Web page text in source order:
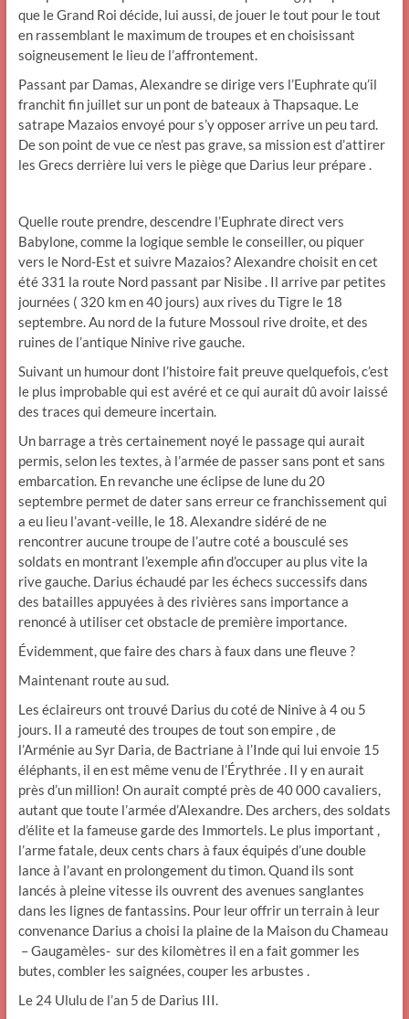
que le Grand Roi décide, lui aussi, de jouer le tout pour le tout
en rassemblant le maximum de troupes et en choisissant
soigneusement le lieu de l’affrontement.
Passant par Damas, Alexandre se dirige vers l’Euphrate qu’il
franchit fin juillet sur un pont de bateaux à Thapsaque. Le
satrape Mazaios envoyé pour s’y opposer arrive un peu tard.
De son point de vue ce n’est pas grave, sa mission est d’attirer
les Grecs derrière lui vers le piège que Darius leur prépare .
Quelle route prendre, descendre l’Euphrate direct vers
Babylone, comme la logique semble le conseiller, ou piquer
vers le Nord-Est et suivre Mazaios? Alexandre choisit en cet
été 331 la route Nord passant par Nisibe . Il arrive par petites
journées ( 320 km en 40 jours) aux rives du Tigre le 18
septembre. Au nord de la future Mossoul rive droite, et des
ruines de l’antique Ninive rive gauche.
Suivant un humour dont l’histoire fait preuve quelquefois, c’est
le plus improbable qui est avéré et ce qui aurait dû avoir laissé
des traces qui demeure incertain.
Un barrage a très certainement noyé le passage qui aurait
permis, selon les textes, à l’armée de passer sans pont et sans
embarcation. En revanche une éclipse de lune du 20
septembre permet de dater sans erreur ce franchissement qui
a eu lieu l’avant-veille, le 18. Alexandre sidéré de ne
rencontrer aucune troupe de l’autre coté a bousculé ses
soldats en montrant l’exemple afin d’occuper au plus vite la
rive gauche. Darius échaudé par les échecs successifs dans
des batailles appuyées à des rivières sans importance a
renoncé à utiliser cet obstacle de première importance.
Évidemment, que faire des chars à faux dans une fleuve ?
Maintenant route au sud.
Les éclaireurs ont trouvé Darius du coté de Ninive à 4 ou 5
jours. Il a rameuté des troupes de tout son empire , de
l’Arménie au Syr Daria, de Bactriane à l’Inde qui lui envoie 15
éléphants, il en est même venu de l’Érythrée . Il y en aurait
près d’un million! On aurait compté près de 40 000 cavaliers,
autant que toute l’armée d’Alexandre. Des archers, des soldats
d’élite et la fameuse garde des Immortels. Le plus important ,
l’arme fatale, deux cents chars à faux équipés d’une double
lance à l’avant en prolongement du timon. Quand ils sont
lancés à pleine vitesse ils ouvrent des avenues sanglantes
dans les lignes de fantassins. Pour leur offrir un terrain à leur
convenance Darius a choisi la plaine de la Maison du Chameau
– Gaugamèles- sur des kilomètres il en a fait gommer les
butes, combler les saignées, couper les arbustes .
Le 24 Ululu de l’an 5 de Darius III.